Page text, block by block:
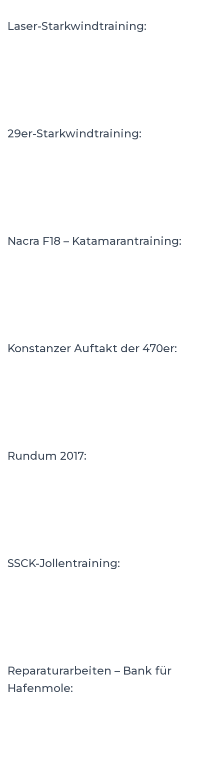
Laser-Starkwindtraining:
29er-Starkwindtraining:
Nacra F18 – Katamarantraining:
Konstanzer Auftakt der 470er:
Rundum 2017:
SSCK-Jollentraining:
Reparaturarbeiten – Bank für
Hafenmole: